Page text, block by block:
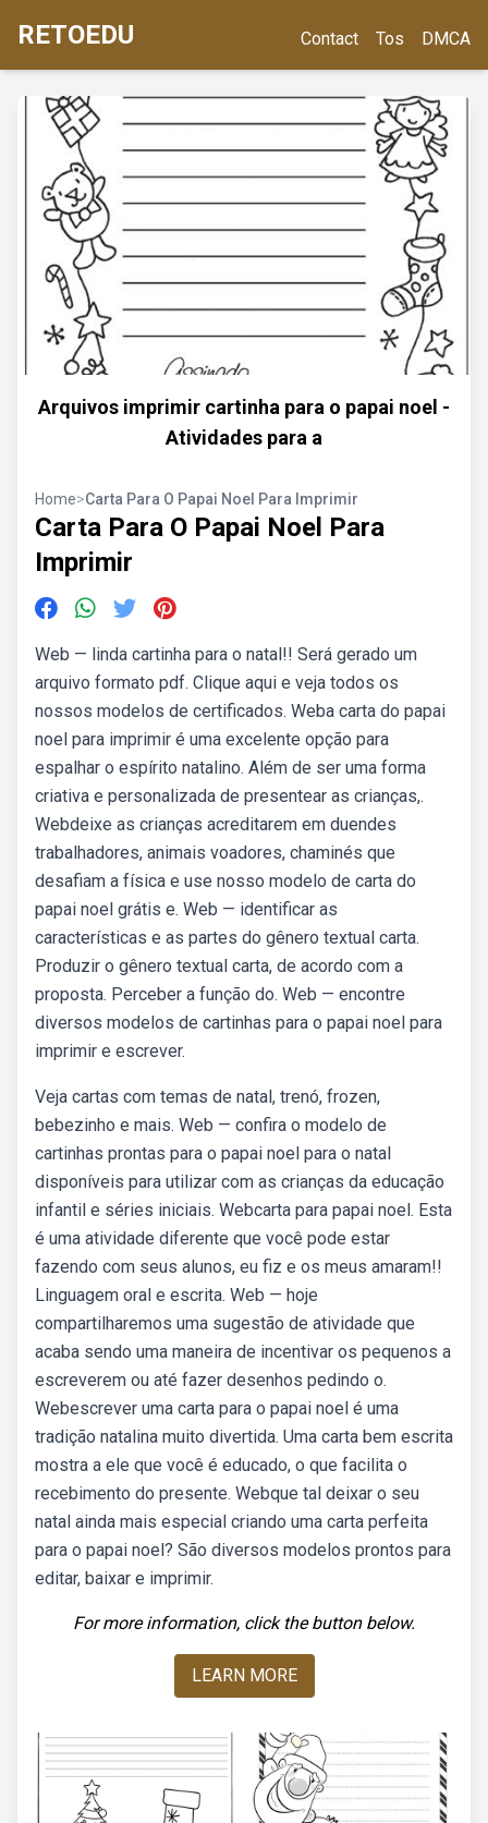
RETOEDU Contact Tos DMCA
Arquivos imprimir cartinha para o papai noel -
Atividades para a
Home>Carta Para O Papai Noel Para Imprimir
Carta Para O Papai Noel Para
Imprimir
Web — linda cartinha para o natal!! Será gerado um
arquivo formato pdf. Clique aqui e veja todos os
nossos modelos de certificados. Weba carta do papai
noel para imprimir é uma excelente opção para
espalhar o espírito natalino. Além de ser uma forma
criativa e personalizada de presentear as crianças,.
Webdeixe as crianças acreditarem em duendes
trabalhadores, animais voadores, chaminés que
desafiam a física e use nosso modelo de carta do
papai noel grátis e. Web — identificar as
características e as partes do gênero textual carta.
Produzir o gênero textual carta, de acordo com a
proposta. Perceber a função do. Web — encontre
diversos modelos de cartinhas para o papai noel para
imprimir e escrever.
Veja cartas com temas de natal, trenó, frozen,
bebezinho e mais. Web — confira o modelo de
cartinhas prontas para o papai noel para o natal
disponíveis para utilizar com as crianças da educação
infantil e séries iniciais. Webcarta para papai noel. Esta
é uma atividade diferente que você pode estar
fazendo com seus alunos, eu fiz e os meus amaram!!
Linguagem oral e escrita. Web — hoje
compartilharemos uma sugestão de atividade que
acaba sendo uma maneira de incentivar os pequenos a
escreverem ou até fazer desenhos pedindo o.
Webescrever uma carta para o papai noel é uma
tradição natalina muito divertida. Uma carta bem escrita
mostra a ele que você é educado, o que facilita o
recebimento do presente. Webque tal deixar o seu
natal ainda mais especial criando uma carta perfeita
para o papai noel? São diversos modelos prontos para
editar, baixar e imprimir.
For more information, click the button below.
LEARN MORE